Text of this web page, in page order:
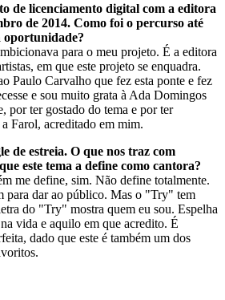
de licenciamento digital com a editora
de 2014. Como foi o percurso até
oportunidade?
para o meu projeto. É a editora
em que este projeto se enquadra.
Paulo Carvalho que fez esta ponte e fez
e sou muito grata à Ada Domingos
por ter gostado do tema e por ter
Farol, acreditado em mim.
de estreia. O que nos traz com
este tema a define como cantora?
me define, sim. Não define totalmente.
para dar ao público. Mas o "Try" tem
do "Try" mostra quem eu sou. Espelha
vida e aquilo em que acredito. É
dado que este é também um dos